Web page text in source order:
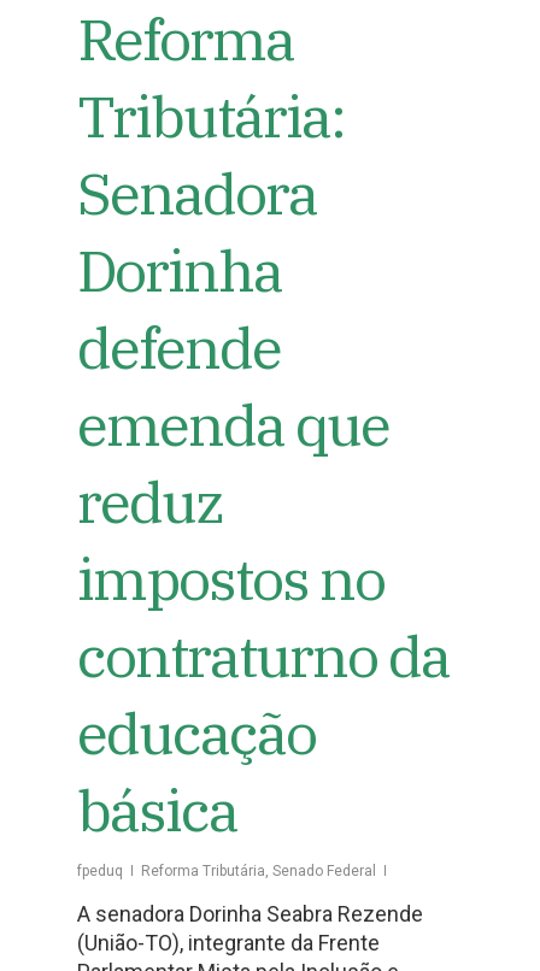
Reforma
Tributária:
Senadora
Dorinha
defende
emenda que
reduz
impostos no
contraturno da
educação
básica
fpeduq Reforma Tributária, Senado Federal
A senadora Dorinha Seabra Rezende
(União-TO), integrante da Frente